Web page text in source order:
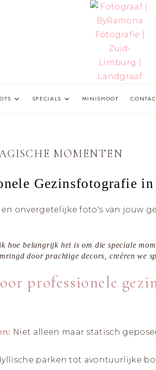
|
EN
GEZINSFOTOGRAFIE
ÉCHT
FOTO’S
MET
AANDACHT
ZELFVERTROUWEN
EN
SPECIALS MINISHOOT
MOMENTEN
Gezinsfotografie
onvergetelijke foto's van jouw
hoe belangrijk het is om die speciale
door prachtige decors, creëren we
professionele
Niet alleen maar statisch
parken tot avontuurlijke